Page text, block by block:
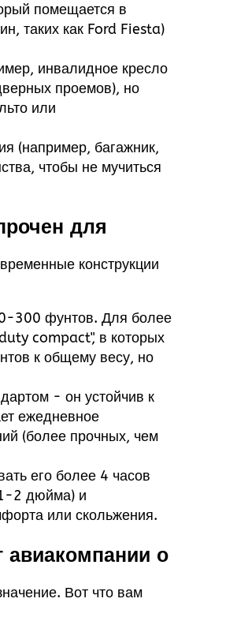
помещается в
таких как Ford Fiesta)
инвалидное кресло
проемов), но
или
(например, багажник,
чтобы не мучиться
для
конструкции
300 фунтов. Для более
compact", в которых
к общему весу, но
- он устойчив к
ежедневное
(более прочных, чем
его более 4 часов
2 дюйма) и
или скольжения.
авиакомпании о
Вот что вам